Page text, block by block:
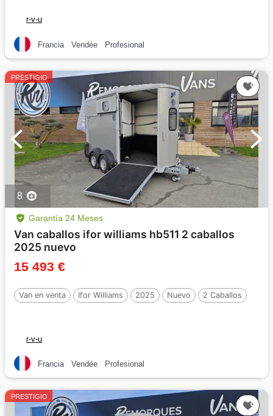
r-v-u
Francia Vendée Profesional
PRESTIGIO
8
Garantía 24 Meses
Van caballos ifor williams hb511 2 caballos
2025 nuevo
15 493 €
Van en venta Ifor Williams 2025 Nuevo 2 Caballos
r-v-u
Francia Vendée Profesional
PRESTIGIO